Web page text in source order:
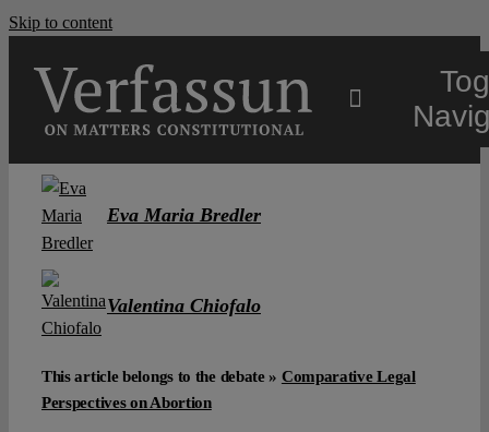
Skip to content
Eva Maria Bredler
Valentina Chiofalo
This article belongs to the debate » Comparative Legal
Perspectives on Abortion